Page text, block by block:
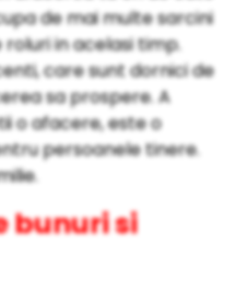
de mai multe sarcini
in acelasi timp.
care sunt dornici de
sa prospere. A
o afacere, este o
persoanele tinere.
bunuri si